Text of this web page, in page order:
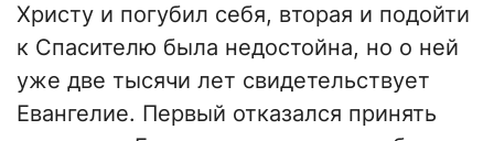
Христу и погубил себя, вторая и подойти
к Спасителю была недостойна, но о ней
уже две тысячи лет свидетельствует
Евангелие. Первый отказался принять